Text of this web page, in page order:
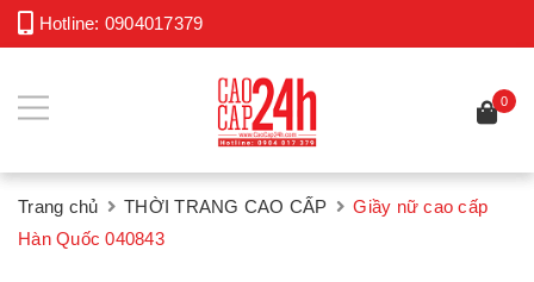
Hotline: 0904017379
0
Trang chủ THỜI TRANG CAO CẤP
Giầy nữ cao cấp
Hàn Quốc 040843